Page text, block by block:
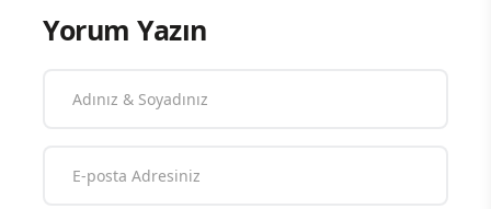
Yorum Yazın